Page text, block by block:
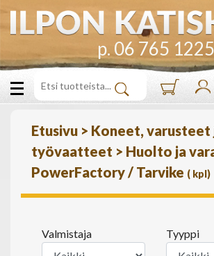
p. 06 765 1225
Etusivu > Koneet, varusteet
työvaatteet > Huolto ja
PowerFactory / Tarvike ( kpl)
Valmistaja Tyyppi